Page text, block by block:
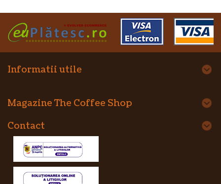
Informatii utile
Magazine The Coffee Shop
Contact